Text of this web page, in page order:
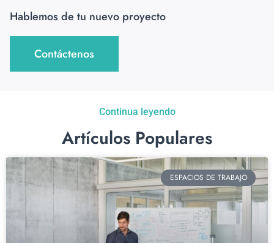
Hablemos de tu nuevo proyecto
Contáctenos
Continua leyendo
Artículos Populares
ESPACIOS DE TRABAJO